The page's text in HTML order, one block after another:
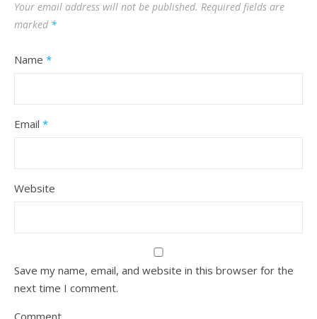
Your email address will not be published. Required fields are
marked *
Name *
Email *
Website
Save my name, email, and website in this browser for the
next time I comment.
Comment